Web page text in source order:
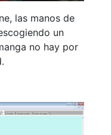
las manos de
un
no hay por